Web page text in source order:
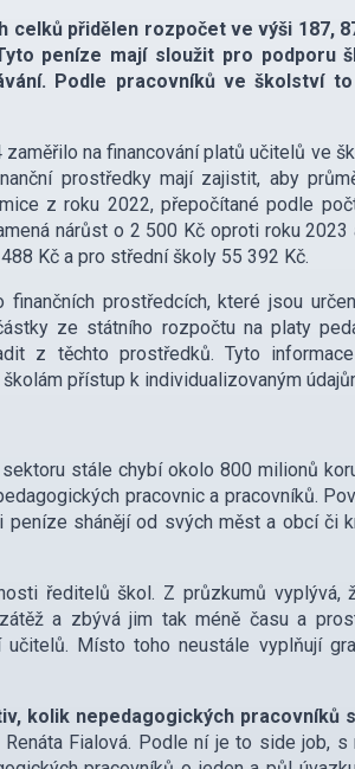
přidělen rozpočet ve výši 187,
peníze mají sloužit pro podporu
Podle pracovníků ve školství
na financování platů učitelů ve
prostředky mají zajistit, aby
z roku 2022, přepočítané podle
nárůst o 2 500 Kč oproti roku 2023
Kč a pro střední školy 55 392 Kč.
prostředcích, které jsou
ze státního rozpočtu na platy
z těchto prostředků. Tyto
přístup k individualizovaným
stále chybí okolo 800 milionů
pracovnic a pracovníků.
shánějí od svých měst a obcí či
ředitelů škol. Z průzkumů vyplývá,
a zbývá jim tak méně času a
Místo toho neustále vyplňují
kolik nepedagogických pracovníků
Fialová. Podle ní je to side job, s